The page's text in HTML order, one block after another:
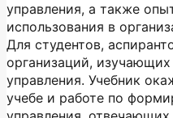
управления, а также
использования в
Для студентов,
организаций,
управления. Учебник
учебе и работе по